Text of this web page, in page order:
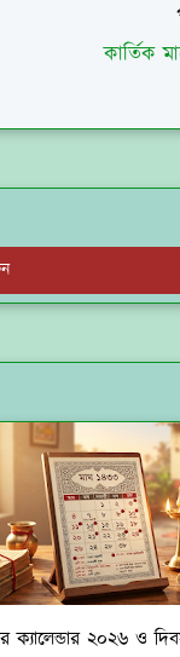
কার্তিক
ক্যালেন্ডার ২০২৬ ও